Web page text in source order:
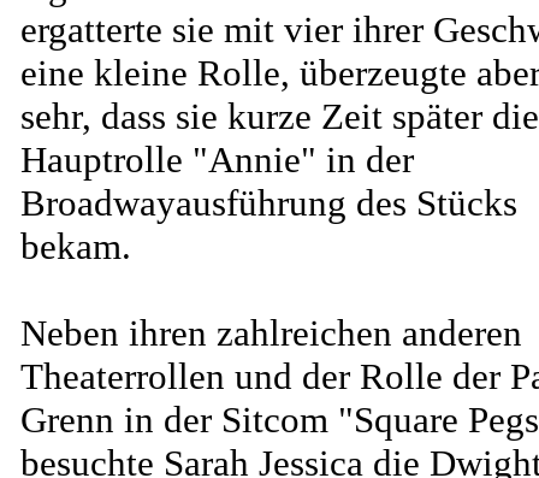
ergatterte sie mit vier ihrer
eine kleine Rolle, überzeugte
sehr, dass sie kurze Zeit später die
Hauptrolle "Annie" in der
Broadwayausführung des Stücks
bekam.
Neben ihren zahlreichen anderen
Theaterrollen und der Rolle der
Grenn in der Sitcom "Square
besuchte Sarah Jessica die